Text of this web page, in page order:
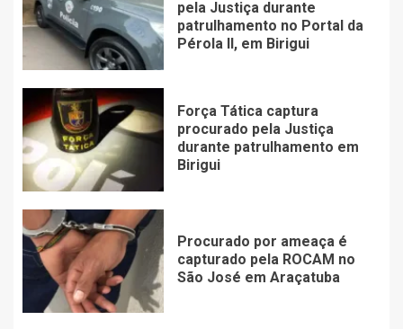
pela Justiça durante
patrulhamento no Portal da
Pérola ll, em Birigui
Força Tática captura
procurado pela Justiça
durante patrulhamento em
Birigui
Procurado por ameaça é
capturado pela ROCAM no
São José em Araçatuba